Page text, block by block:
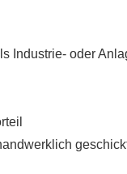
Industrie- oder